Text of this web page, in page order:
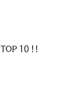
TOP 10 !!